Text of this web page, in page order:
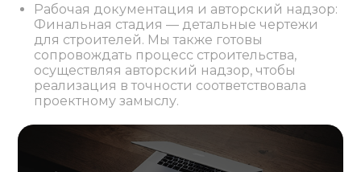
Рабочая документация и авторский надзор:
Финальная стадия — детальные чертежи
для строителей. Мы также готовы
сопровождать процесс строительства,
осуществляя авторский надзор, чтобы
реализация в точности соответствовала
проектному замыслу.